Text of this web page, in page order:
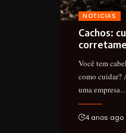
NOTICIAS
Cachos:
Você tem
como cuidar?
uma
4 anos ago